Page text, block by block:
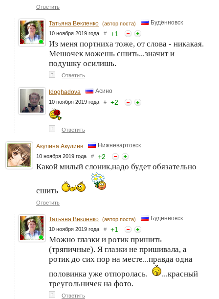
Ответить
Татьяна Векленко (автор поста) Будённовск
10 ноября 2019 года # +1
Из меня портниха тоже, от слова - никакая.
Мешочек можешь сшить...значит и
подушку осилишь.
↑ Ответить
ldoghadova Асино
10 ноября 2019 года # +2
↑ Ответить
Акулина Акулинв Нижневартовск
10 ноября 2019 года # +2
Какой милый слоник,надо будет обязательно
сшить
Ответить
Татьяна Векленко (автор поста) Будённовск
10 ноября 2019 года # +1
Можно глазки и ротик пришить
(тряпичные). Я глазки не пришивала, а
ротик до сих пор на месте...правда одна
половинка уже отпоролась.
...красный
треугольничек на фото.
↑ Ответить